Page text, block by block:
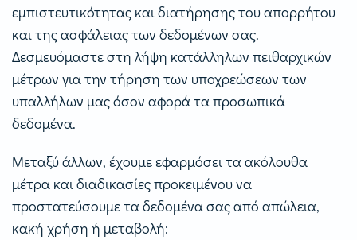
εμπιστευτικότητας και διατήρησης του απορρήτου
και της ασφάλειας των δεδομένων σας.
Δεσμευόμαστε στη λήψη κατάλληλων πειθαρχικών
μέτρων για την τήρηση των υποχρεώσεων των
υπαλλήλων μας όσον αφορά τα προσωπικά
δεδομένα.
Μεταξύ άλλων, έχουμε εφαρμόσει τα ακόλουθα
μέτρα και διαδικασίες προκειμένου να
προστατεύσουμε τα δεδομένα σας από απώλεια,
κακή χρήση ή μεταβολή: